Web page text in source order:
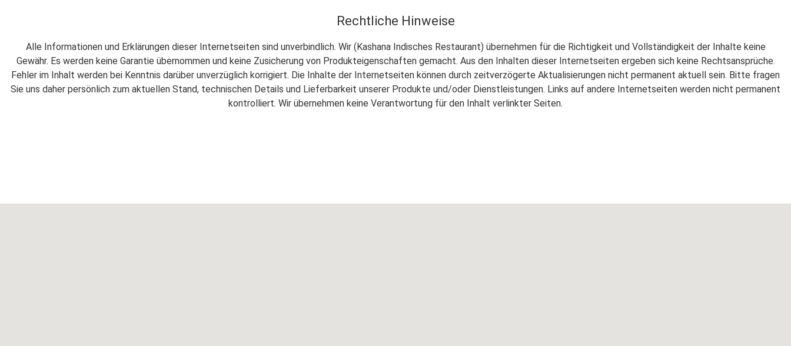
Rechtliche Hinweise
Alle Informationen und Erklärungen dieser Internetseiten sind unverbindlich. Wir (Kashana Indisches Restaurant) übernehmen für die Richtigkeit und Vollständigkeit der Inhalte keine
Gewähr. Es werden keine Garantie übernommen und keine Zusicherung von Produkteigenschaften gemacht. Aus den Inhalten dieser Internetseiten ergeben sich keine Rechtsansprüche.
Fehler im Inhalt werden bei Kenntnis darüber unverzüglich korrigiert. Die Inhalte der Internetseiten können durch zeitverzögerte Aktualisierungen nicht permanent aktuell sein. Bitte fragen
Sie uns daher persönlich zum aktuellen Stand, technischen Details und Lieferbarkeit unserer Produkte und/oder Dienstleistungen. Links auf andere Internetseiten werden nicht permanent
kontrolliert. Wir übernehmen keine Verantwortung für den Inhalt verlinkter Seiten.